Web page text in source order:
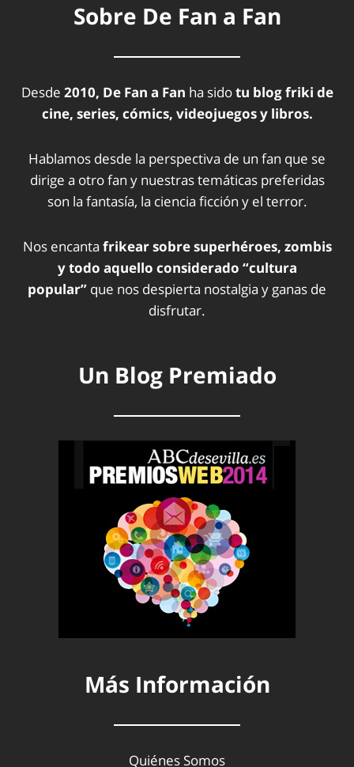
Sobre De Fan a Fan
Desde 2010, De Fan a Fan ha sidotu blog friki de
cine, series, cómics, videojuegos y libros.
Hablamos desde la perspectiva de un fan que se
dirige a otro fan y nuestras temáticas preferidas
son la fantasía, la ciencia ficción y el terror.
Nos encanta frikear sobre superhéroes, zombis
y todo aquello considerado “cultura
popular” que nos despierta nostalgia y ganas de
disfrutar.
Un Blog Premiado
Más Información
Quiénes Somos